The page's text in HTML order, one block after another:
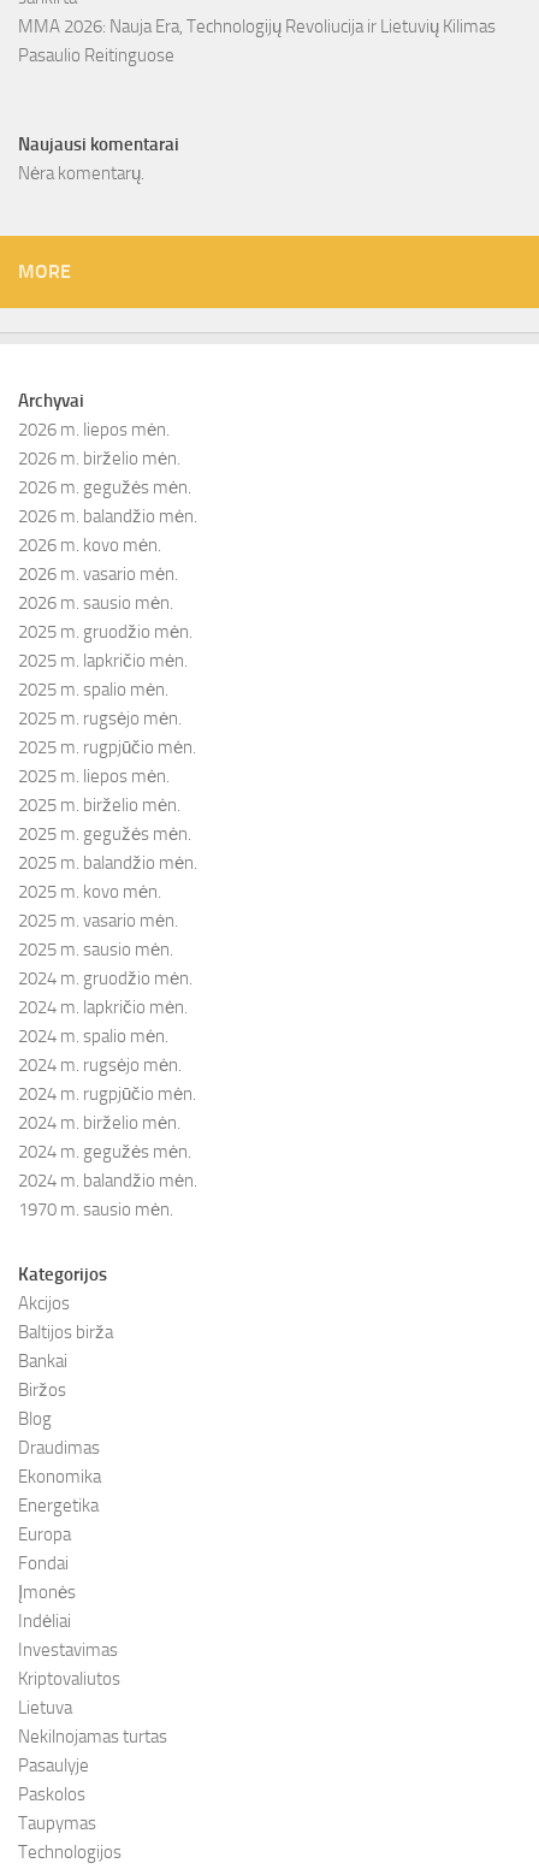
MMA 2026: Nauja Era, Technologijų Revoliucija ir Lietuvių Kilimas
Pasaulio Reitinguose
Naujausi komentarai
Nėra komentarų.
MORE
Archyvai
2026 m. liepos mėn.
2026 m. birželio mėn.
2026 m. gegužės mėn.
2026 m. balandžio mėn.
2026 m. kovo mėn.
2026 m. vasario mėn.
2026 m. sausio mėn.
2025 m. gruodžio mėn.
2025 m. lapkričio mėn.
2025 m. spalio mėn.
2025 m. rugsėjo mėn.
2025 m. rugpjūčio mėn.
2025 m. liepos mėn.
2025 m. birželio mėn.
2025 m. gegužės mėn.
2025 m. balandžio mėn.
2025 m. kovo mėn.
2025 m. vasario mėn.
2025 m. sausio mėn.
2024 m. gruodžio mėn.
2024 m. lapkričio mėn.
2024 m. spalio mėn.
2024 m. rugsėjo mėn.
2024 m. rugpjūčio mėn.
2024 m. birželio mėn.
2024 m. gegužės mėn.
2024 m. balandžio mėn.
1970 m. sausio mėn.
Kategorijos
Akcijos
Baltijos birža
Bankai
Biržos
Blog
Draudimas
Ekonomika
Energetika
Europa
Fondai
Įmonės
Indėliai
Investavimas
Kriptovaliutos
Lietuva
Nekilnojamas turtas
Pasaulyje
Paskolos
Taupymas
Technologijos